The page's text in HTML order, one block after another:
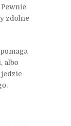
zdolne
albo
jedzie